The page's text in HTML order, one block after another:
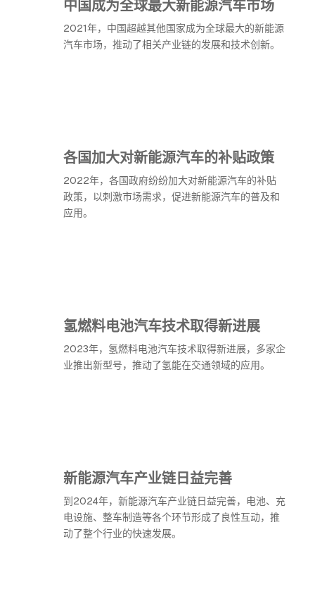
中国成为全球最大新能源汽车市场
2021年，中国超越其他国家成为全球最大的新能源
汽车市场，推动了相关产业链的发展和技术创新。
各国加大对新能源汽车的补贴政策
2022年，各国政府纷纷加大对新能源汽车的补贴
政策，以刺激市场需求，促进新能源汽车的普及和
应用。
氢燃料电池汽车技术取得新进展
2023年，氢燃料电池汽车技术取得新进展，多家企
业推出新型号，推动了氢能在交通领域的应用。
新能源汽车产业链日益完善
到2024年，新能源汽车产业链日益完善，电池、充
电设施、整车制造等各个环节形成了良性互动，推
动了整个行业的快速发展。